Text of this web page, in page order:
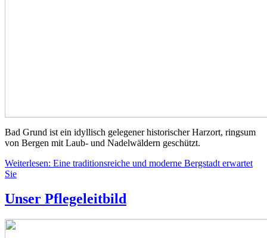
Bad Grund ist ein idyllisch gelegener historischer Harzort, ringsum
von Bergen mit Laub- und Nadelwäldern geschützt.
Weiterlesen: Eine traditionsreiche und moderne Bergstadt erwartet
Sie
Unser Pflegeleitbild